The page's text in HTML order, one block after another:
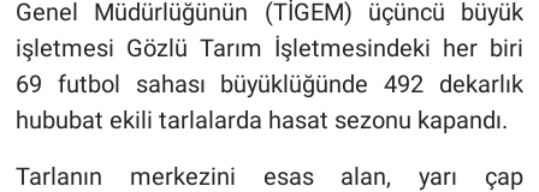
Genel Müdürlüğünün (TİGEM) üçüncü büyük
işletmesi Gözlü Tarım İşletmesindeki her biri
69 futbol sahası büyüklüğünde 492 dekarlık
hububat ekili tarlalarda hasat sezonu kapandı.
Tarlanın merkezini esas alan, yarı çap